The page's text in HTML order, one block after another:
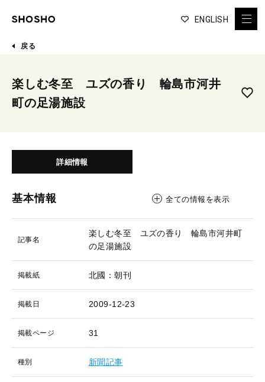
ENGLISH
戻る
楽しむ冬至 ユズの香り 輪島市河井
町の足湯施設
詳細情報
基本情報 全ての情報を表示
記事名
楽しむ冬至 ユズの香り 輪島市河井町
の足湯施設
掲載紙 北國：朝刊
掲載日 2009-12-23
掲載ページ 31
種別 新聞記事